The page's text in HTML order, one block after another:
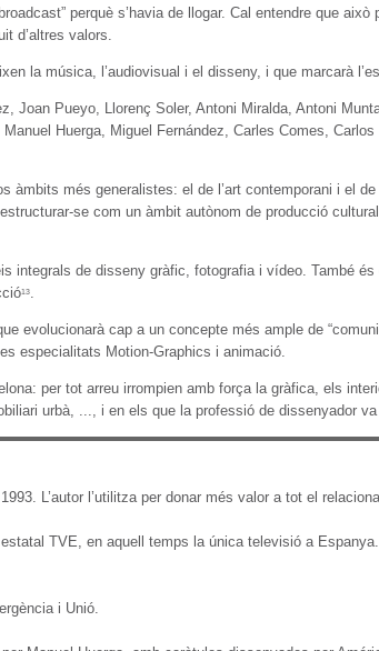
perquè s’havia de llogar. Cal entendre que
d’altres valors.
la música, l’audiovisual i el disseny, i que marcarà
Pueyo, Llorenç Soler, Antoni Miralda, Antoni
Huerga, Miguel Fernández, Carles Comes,
més generalistes: el de l’art contemporani i el
se com un àmbit autònom de producció
integrals de disseny gràfic, fotografia i vídeo. També
13.
evolucionarà cap a un concepte més ample de
especialitats Motion-Graphics i animació.
per tot arreu irrompien amb força la gràfica, els
urbà, ..., i en els que la professió de dissenyador
L’autor l’utilitza per donar més valor a tot el
TVE, en aquell temps la única televisió a Espanya.
i Unió.